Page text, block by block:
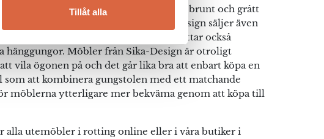
Tillåt alla
du välja bland naturfärger så som beige, brunt och grått
fräscha möbler i vitt och svart. Sika-Design säljer även
som stora matbord och du hittar också
hänggungor. Möbler från Sika-Design är otroligt
vila ögonen på och det går lika bra att enbart köpa en
som att kombinera gungstolen med ett matchande
möblerna ytterligare mer bekväma genom att köpa till
alla utemöbler i rotting online eller i våra butiker i